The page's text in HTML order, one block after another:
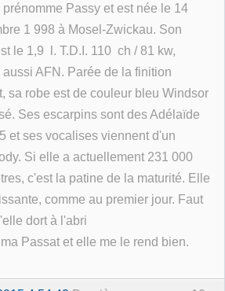
prénomme Passy et est née le 14
1 998 à Mosel-Zwickau. Son
le 1,9 l. T.D.I. 110 ch / 81 kw,
AFN. Parée de la finition
sa robe est de couleur bleu Windsor
Ses escarpins sont des Adélaïde
et ses vocalises viennent d'un
Si elle a actuellement 231 000
c'est la patine de la maturité. Elle
comme au premier jour. Faut
dort à l'abri
Passat et elle me le rend bien.